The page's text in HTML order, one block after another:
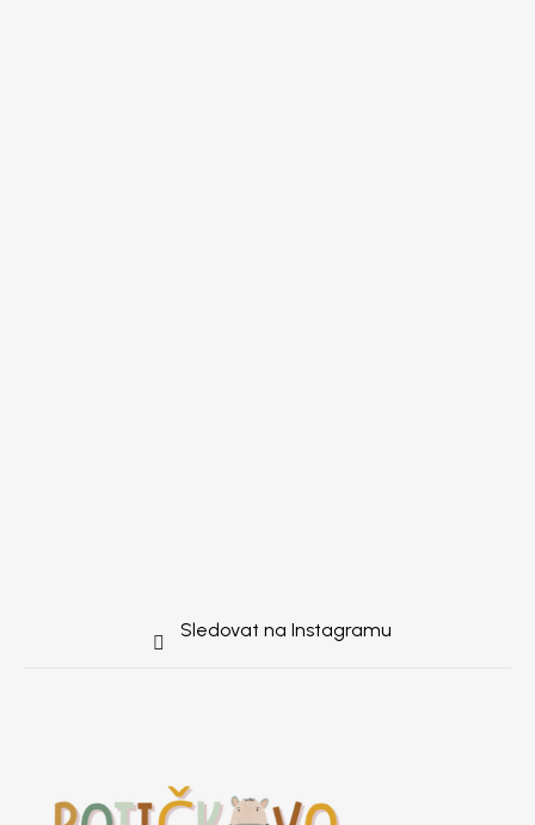
Sledovat na Instagramu